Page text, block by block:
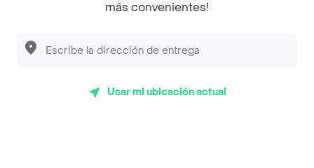
Facebook
Twitter
Instagram
©2026Rappi Inc. All rights reserved.
más convenientes!
Usar mi ubicación actual